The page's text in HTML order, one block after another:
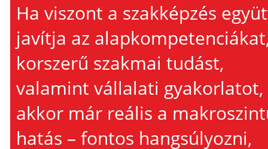
Ha viszont a szakképzés
javítja az
korszerű szakmai tudást,
valamint vállalati gyakorlatot,
akkor már reális a
hatás – fontos hangsúlyozni,